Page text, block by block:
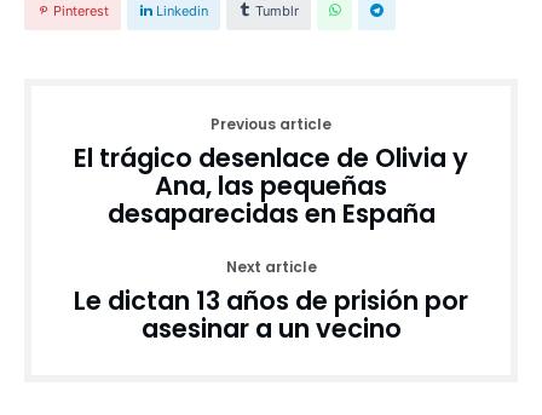
Pinterest Linkedin Tumblr
Previous article
El trágico desenlace de Olivia y
Ana, las pequeñas
desaparecidas en España
Next article
Le dictan 13 años de prisión por
asesinar a un vecino